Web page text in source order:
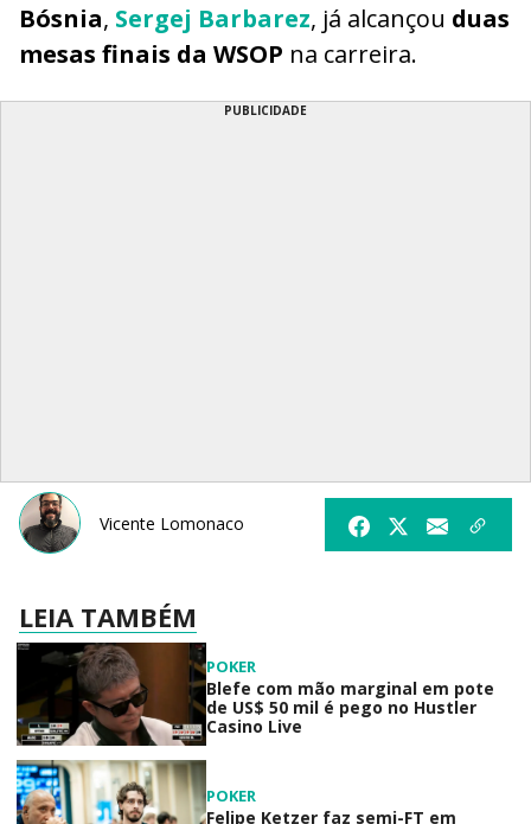
Bósnia, Sergej Barbarez, já alcançou duas
mesas finais da WSOP na carreira.
PUBLICIDADE
Vicente Lomonaco
LEIA TAMBÉM
POKER
Blefe com mão marginal em pote
de US$ 50 mil é pego no Hustler
Casino Live
POKER
Felipe Ketzer faz semi-FT em